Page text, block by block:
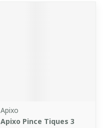
Apixo
Apixo Pince Tiques 3